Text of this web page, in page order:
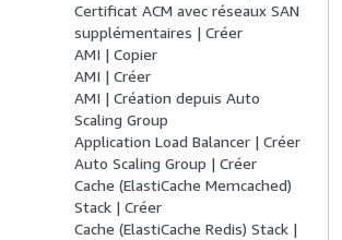
Certificat ACM avec réseaux SAN
supplémentaires | Créer
AMI | Copier
AMI | Créer
AMI | Création depuis Auto
Scaling Group
Application Load Balancer | Créer
Auto Scaling Group | Créer
Cache (ElastiCache Memcached)
Stack | Créer
Cache (ElastiCache Redis) Stack |